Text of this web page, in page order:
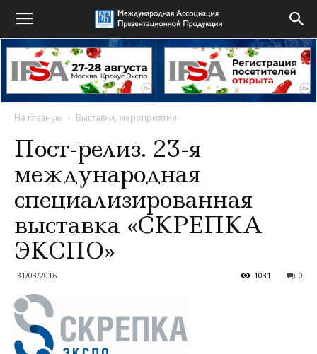
На главную Выставки, мероприятия
Пост-релиз. 23-я
международная
специализированная
выставка «СКРЕПКА
ЭКСПО»
31/03/2016 0
1031